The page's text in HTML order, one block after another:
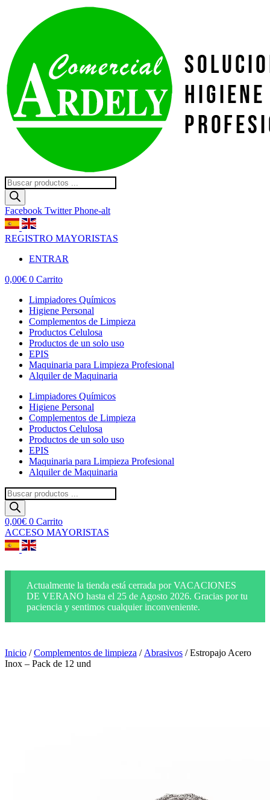
contenido
Búsqueda
de
productos
Facebook Twitter Phone-alt
REGISTRO MAYORISTAS
ENTRAR
0,00€ 0 Carrito
Limpiadores Químicos
Higiene Personal
Complementos de Limpieza
Productos Celulosa
Productos de un solo uso
EPIS
Maquinaria para Limpieza Profesional
Alquiler de Maquinaria
Limpiadores Químicos
Higiene Personal
Complementos de Limpieza
Productos Celulosa
Productos de un solo uso
EPIS
Maquinaria para Limpieza Profesional
Alquiler de Maquinaria
Búsqueda
de
productos
0,00€ 0 Carrito
ACCESO MAYORISTAS
Actualmente la tienda está cerrada por VACACIONES
DE VERANO hasta el 25 de Agosto 2026. Gracias por tu
paciencia y sentimos cualquier inconveniente.
Inicio /Complementos de limpieza / Abrasivos / Estropajo Acero
Inox – Pack de 12 und